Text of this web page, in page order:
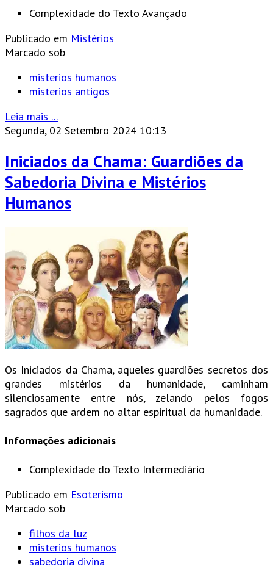
Complexidade do Texto Avançado
Publicado em Mistérios
Marcado sob
misterios humanos
misterios antigos
Leia mais ...
Segunda, 02 Setembro 2024 10:13
Iniciados da Chama: Guardiões da
Sabedoria Divina e Mistérios
Humanos
Os Iniciados da Chama, aqueles guardiões secretos dos
grandes mistérios da humanidade, caminham
silenciosamente entre nós, zelando pelos fogos
sagrados que ardem no altar espiritual da humanidade.
Informações adicionais
Complexidade do Texto Intermediário
Publicado em Esoterismo
Marcado sob
filhos da luz
misterios humanos
sabedoria divina